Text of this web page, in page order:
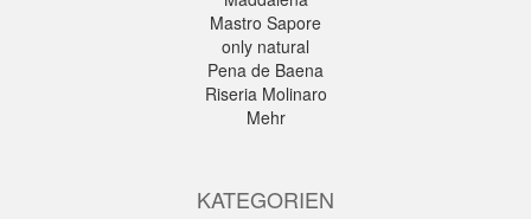
Mastro Sapore
only natural
Pena de Baena
Riseria Molinaro
Mehr
KATEGORIEN